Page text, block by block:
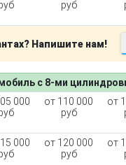
руб
Напишите нам!
с 8-ми
000
от 110 000
руб
от
000
от 120 000
руб
от